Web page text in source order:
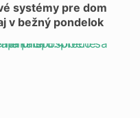
systémy pre dom
v bežný pondelok